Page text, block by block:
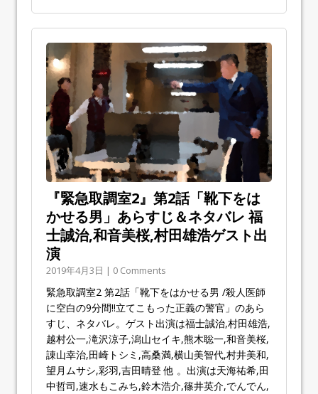
『緊急取調室2』第2話「靴下をは
かせる男」あらすじ＆ネタバレ 福
士誠治,和音美桜,村田雄浩ゲスト出
演
2019年4月3日 | 0 Comments
緊急取調室2 第2話「靴下をはかせる男 /殺人医師
に空白の9分間!!立てこもった正義の警官」のあら
すじ、ネタバレ。ゲスト出演は福士誠治,村田雄浩,
越村公一,滝沢涼子,潟山セイキ,熊木聡一,和音美桜,
諌山幸治,田崎トシミ,高桑満,横山美智代,村井美和,
望月ムサシ,彩羽,吉田晴登 他 。出演は天海祐希,田
中哲司,速水もこみち,鈴木浩介,篠井英介,でんでん,